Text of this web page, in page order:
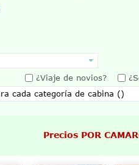
¿Viaje de novios?
Precios POR